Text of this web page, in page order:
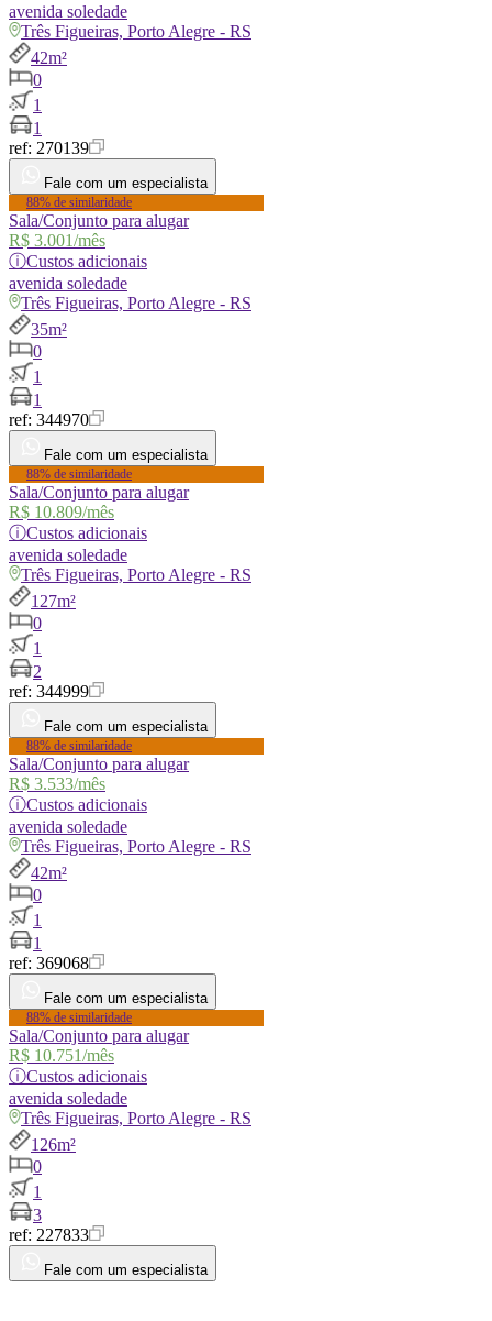
avenida soledade
Três Figueiras, Porto Alegre - RS
42m²
0
1
1
ref: 270139
Fale com um especialista
88% de similaridade
Sala/Conjunto para alugar
R$ 3.001/mês
ⓘCustos adicionais
avenida soledade
Três Figueiras, Porto Alegre - RS
35m²
0
1
1
ref: 344970
Fale com um especialista
88% de similaridade
Sala/Conjunto para alugar
R$ 10.809/mês
ⓘCustos adicionais
avenida soledade
Três Figueiras, Porto Alegre - RS
127m²
0
1
2
ref: 344999
Fale com um especialista
88% de similaridade
Sala/Conjunto para alugar
R$ 3.533/mês
ⓘCustos adicionais
avenida soledade
Três Figueiras, Porto Alegre - RS
42m²
0
1
1
ref: 369068
Fale com um especialista
88% de similaridade
Sala/Conjunto para alugar
R$ 10.751/mês
ⓘCustos adicionais
avenida soledade
Três Figueiras, Porto Alegre - RS
126m²
0
1
3
ref: 227833
Fale com um especialista